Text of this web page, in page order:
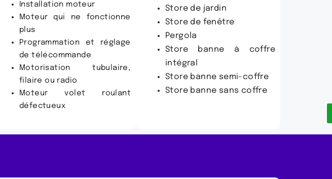
Installation moteur
Moteur qui ne fonctionne
plus
Programmation et réglage
de télécommande
Motorisation tubulaire,
filaire ou radio
Moteur volet roulant
défectueux
Store de jardin
Store de fenêtre
Pergola
Store banne à coffre
intégral
Store banne semi-coffre
Store banne sans coffre